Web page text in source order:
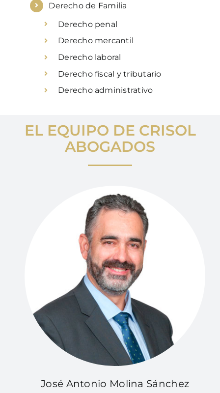
Derecho de Familia
Derecho penal
Derecho mercantil
Derecho laboral
Derecho fiscal y tributario
Derecho administrativo
EL EQUIPO DE CRISOL
ABOGADOS
José Antonio Molina Sánchez